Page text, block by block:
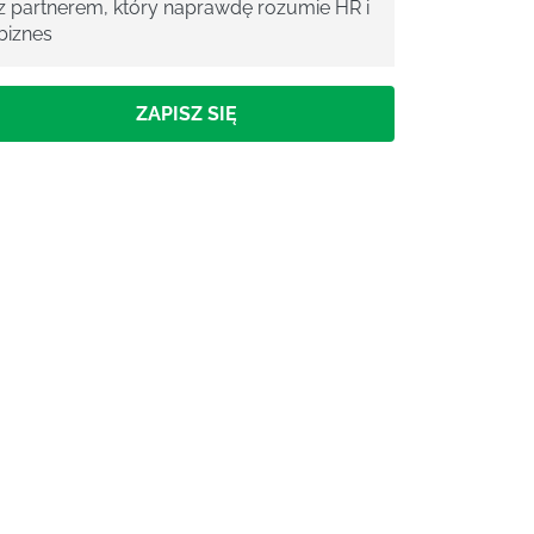
partnerem, który naprawdę rozumie HR i
ZAPISZ SIĘ